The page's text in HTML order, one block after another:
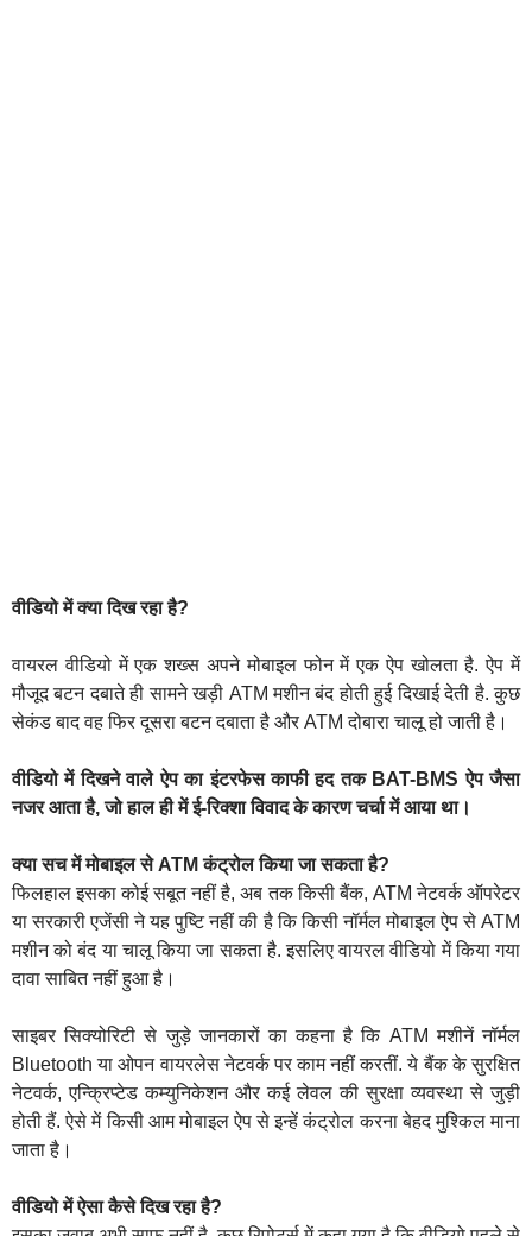
वीडियो में क्या दिख रहा है?
वायरल वीडियो में एक शख्स अपने मोबाइल फोन में एक ऐप खोलता है. ऐप में
मौजूद बटन दबाते ही सामने खड़ी ATM मशीन बंद होती हुई दिखाई देती है. कुछ
सेकंड बाद वह फिर दूसरा बटन दबाता है और ATM दोबारा चालू हो जाती है।
वीडियो में दिखने वाले ऐप का इंटरफेस काफी हद तक BAT-BMS ऐप जैसा
नजर आता है, जो हाल ही में ई-रिक्शा विवाद के कारण चर्चा में आया था।
क्या सच में मोबाइल से ATM कंट्रोल किया जा सकता है?
फिलहाल इसका कोई सबूत नहीं है, अब तक किसी बैंक, ATM नेटवर्क ऑपरेटर
या सरकारी एजेंसी ने यह पुष्टि नहीं की है कि किसी नॉर्मल मोबाइल ऐप से ATM
मशीन को बंद या चालू किया जा सकता है. इसलिए वायरल वीडियो में किया गया
दावा साबित नहीं हुआ है।
साइबर सिक्योरिटी से जुड़े जानकारों का कहना है कि ATM मशीनें नॉर्मल
Bluetooth या ओपन वायरलेस नेटवर्क पर काम नहीं करतीं. ये बैंक के सुरक्षित
नेटवर्क, एन्क्रिप्टेड कम्युनिकेशन और कई लेवल की सुरक्षा व्यवस्था से जुड़ी
होती हैं. ऐसे में किसी आम मोबाइल ऐप से इन्हें कंट्रोल करना बेहद मुश्किल माना
जाता है।
वीडियो में ऐसा कैसे दिख रहा है?